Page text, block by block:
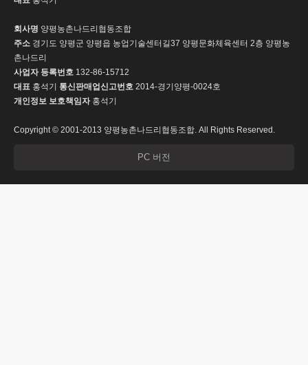
회사명 양평농촌나드리협동조합
주소 경기도 양평군 양평읍 농업기술센터길37 양평문화체육센터 2층 양평농
촌나드리
사업자 등록번호 132-86-15712
대표 홍석기 통신판매업신고번호 2014-경기양평-0024호
개인정보 보호책임자홍석기
Copyright © 2001-2013 양평농촌나드리협동조합. All Rights Reserved.
PC 버전